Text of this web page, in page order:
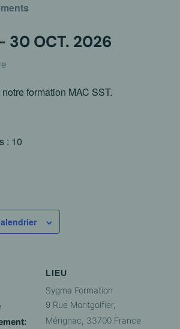
30 OCT. 2026
formation MAC SST.
: 10
LIEU
Sygma Formation
9 Rue Montgolfier,
Mérignac 33700 France